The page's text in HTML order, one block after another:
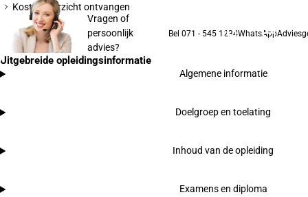
Kostenoverzicht ontvangen
Vragen of
persoonlijk
advies?
Bel 071 - 545 1234WhatsApp
Uitgebreide opleidingsinformatie
Algemene informatie
Doelgroep en toelating
Inhoud van de opleiding
Examens en diploma